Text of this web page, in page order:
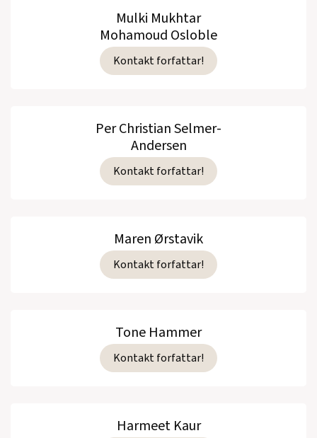
Mulki Mukhtar
Mohamoud Osloble
Kontakt forfattar!
Per Christian Selmer-
Andersen
Kontakt forfattar!
Maren Ørstavik
Kontakt forfattar!
Tone Hammer
Kontakt forfattar!
Harmeet Kaur